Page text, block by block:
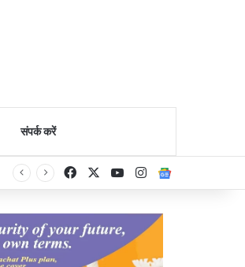
संपर्क करें
FacebookYouTubeInstagram